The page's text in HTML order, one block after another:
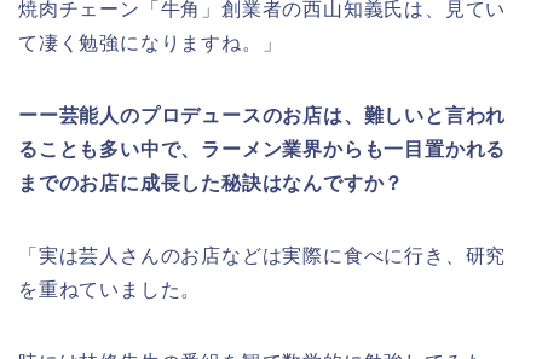
焼肉チェーン「牛角」創業者の西山知義氏は、見てい
て凄く勉強になりますね。」
ーー芸能人のプロデュースのお店は、難しいと言われ
ることも多い中で、ラーメン業界からも一目置かれる
までのお店に成長した秘訣はなんですか？
「実は芸人さんのお店などは実際に食べに行き、研究
を重ねていました。